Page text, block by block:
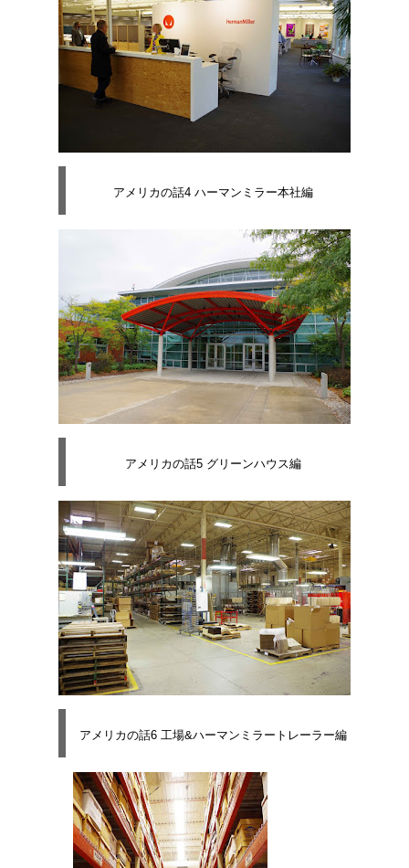
アメリカの話4 ハーマンミラー本社編
アメリカの話5 グリーンハウス編
アメリカの話6 工場&ハーマンミラートレーラー編